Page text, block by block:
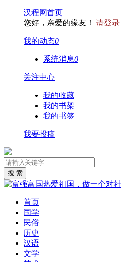
汉程网首页
您好，亲爱的缘友！ 请登录
我的动态0
系统消息0
关注中心
我的收藏
我的书架
我的书签
我要投稿
首页
国学
民俗
历史
汉语
文学